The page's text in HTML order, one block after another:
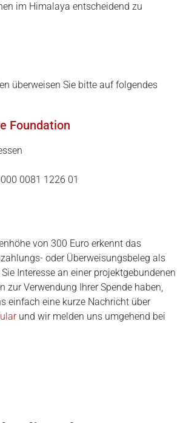
im Himalaya entscheidend zu
überweisen Sie bitte auf folgendes
Foundation
0081 1226 01
von 300 Euro erkennt das
oder Überweisungsbeleg als
Interesse an einer projektgebundenen
zur Verwendung Ihrer Spende haben,
einfach eine kurze Nachricht über
und wir melden uns umgehend bei